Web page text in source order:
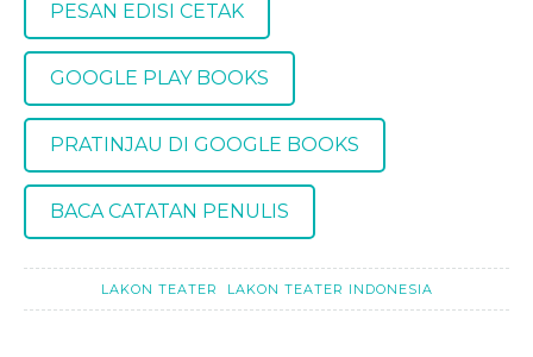
PESAN EDISI CETAK
GOOGLE PLAY BOOKS
PRATINJAU DI GOOGLE BOOKS
BACA CATATAN PENULIS
LAKON TEATER LAKON TEATER INDONESIA